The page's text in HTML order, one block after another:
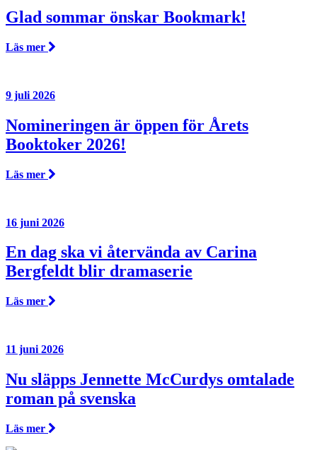
Glad sommar önskar Bookmark!
Läs mer
9 juli 2026
Nomineringen är öppen för Årets
Booktoker 2026!
Läs mer
16 juni 2026
En dag ska vi återvända av Carina
Bergfeldt blir dramaserie
Läs mer
11 juni 2026
Nu släpps Jennette McCurdys omtalade
roman på svenska
Läs mer